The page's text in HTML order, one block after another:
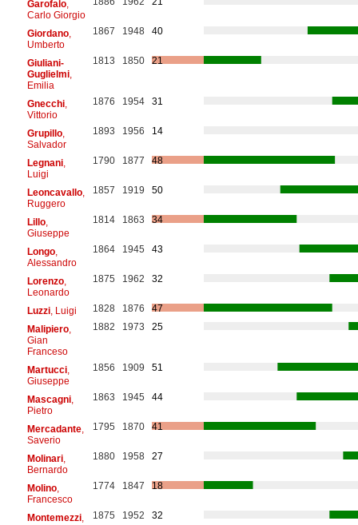
Garofalo,
Carlo Giorgio
Giordano,
Umberto
1867 1948 40
Giuliani-
Guglielmi,
Emilia
1813 1850 21
Gnecchi,
Vittorio
1876 1954 31
Grupillo,
Salvador
1893 1956 14
Legnani,
Luigi
1790 1877 48
Leoncavallo,
Ruggero
1857 1919 50
Lillo,
Giuseppe
1814 1863 34
Longo,
Alessandro
1864 1945 43
Lorenzo,
Leonardo
1875 1962 32
Luzzi, Luigi 1828 1876
47
Malipiero,
Gian
Franceso
1882 1973 25
Martucci,
Giuseppe
1856 1909 51
Mascagni,
Pietro
1863 1945 44
Mercadante,
Saverio
1795 1870 41
Molinari,
Bernardo
1880 1958 27
Molino,
Francesco
1774 1847 18
Montemezzi,
1875 1952 32